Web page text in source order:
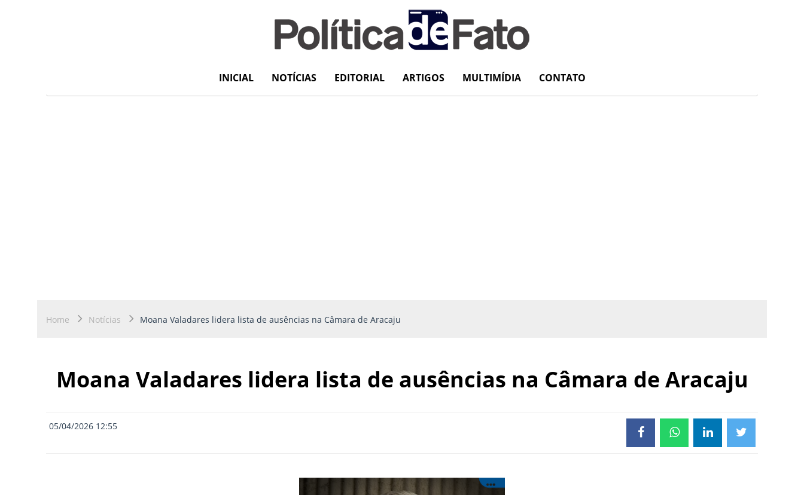
INICIAL NOTÍCIAS EDITORIAL ARTIGOS MULTIMÍDIA CONTATO
Home Notícias Moana Valadares lidera lista de ausências na Câmara de Aracaju
Moana Valadares lidera lista de ausências na Câmara de Aracaju
05/04/2026 12:55